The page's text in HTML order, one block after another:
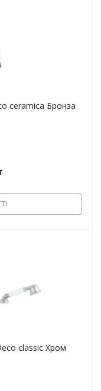
ceramica Бронза
classic Хром